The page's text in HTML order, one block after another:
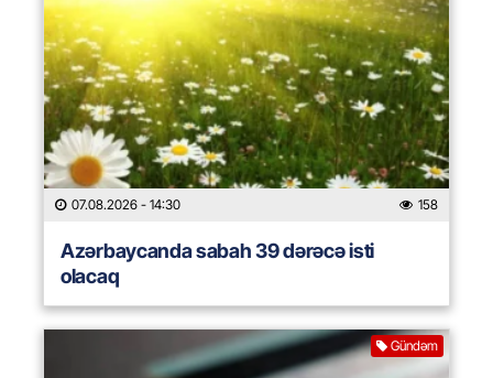
07.08.2026 - 14:30 158
Azərbaycanda sabah 39 dərəcə isti
olacaq
Gündəm